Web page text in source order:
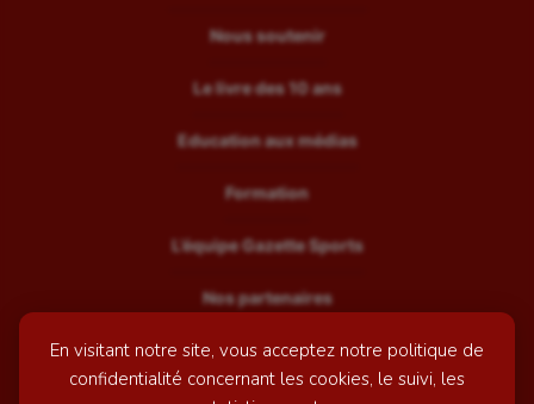
En visitant notre site, vous acceptez notre politique de
confidentialité concernant les cookies, le suivi, les
Nous soutenir
Le livre des 10 ans
Education aux médias
Formation
L’équipe Gazette Sports
Nos partenaires
Recrutement